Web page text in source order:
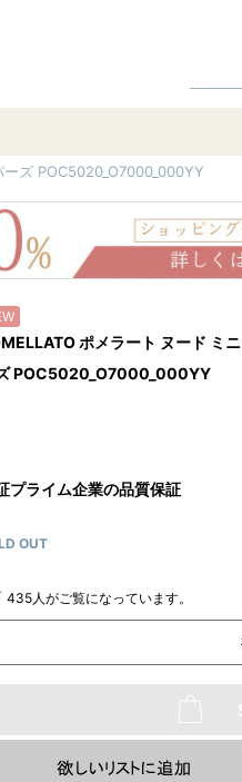
ズ POC5020_O7000_000YY
ポメラート ヌード ミ
POC5020_O7000_000YY
プライム企業の品質保証
OUT
435人がご覧になっています。